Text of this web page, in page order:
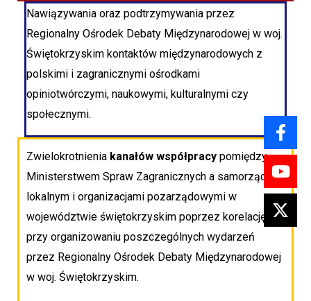
Nawiązywania oraz podtrzymywania przez
Regionalny Ośrodek Debaty Międzynarodowej w woj.
Świętokrzyskim kontaktów międzynarodowych z
polskimi i zagranicznymi ośrodkami
opiniotwórczymi, naukowymi, kulturalnymi czy
społecznymi.
Zwielokrotnienia kanałów współpracy pomiędzy
Ministerstwem Spraw Zagranicznych a samorządem
lokalnym i organizacjami pozarządowymi w
województwie świętokrzyskim poprzez korelację
przy organizowaniu poszczególnych wydarzeń
przez Regionalny Ośrodek Debaty Międzynarodowej
w woj. Świętokrzyskim.